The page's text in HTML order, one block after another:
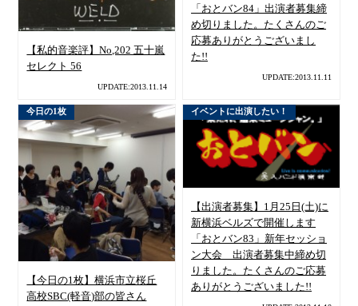
【私的音楽評】No,202 五十嵐
セレクト 56
UPDATE:2013.11.14
「おとバン84」出演者募集締
め切りました。たくさんのご
応募ありがとうございまし
た!!
UPDATE:2013.11.11
今日の1枚
【今日の1枚】横浜市立桜丘
高校SBC(軽音)部の皆さん
イベントに出演したい！
【出演者募集】1月25日(土)に
新横浜ベルズで開催します
「おとバン83」新年セッショ
ン大会 出演者募集中締め切
りました。たくさんのご応募
ありがとうございました!!